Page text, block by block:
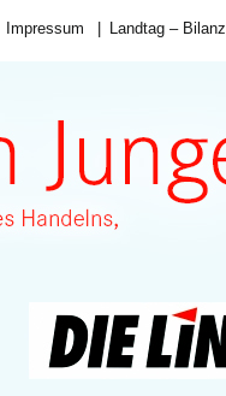
Impressum Landtag – Bilanz